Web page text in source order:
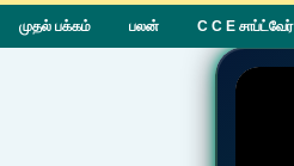
முதல் பக்கம் பலன் C C E சாப்ட்வேர்